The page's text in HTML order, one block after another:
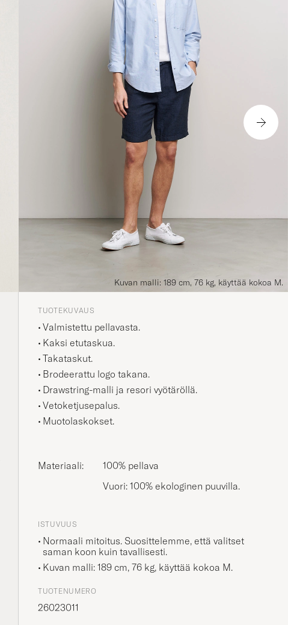
Kuvan malli: 189 cm, 76 kg, käyttää kokoa M.
TUOTEKUVAUS
Valmistettu pellavasta.
Kaksi etutaskua.
Takataskut.
Brodeerattu logo takana.
Drawstring-malli ja resori vyötäröllä.
Vetoketjusepalus.
Muotolaskokset.
Materiaali:
100% pellava
Vuori: 100% ekologinen puuvilla.
ISTUVUUS
Normaali mitoitus. Suosittelemme, että valitset
saman koon kuin tavallisesti.
Kuvan malli: 189 cm, 76 kg, käyttää kokoa M.
TUOTENUMERO
26023011